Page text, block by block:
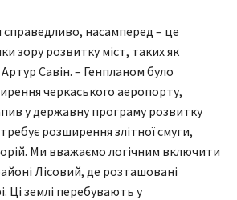
справедливо, насамперед – це
зору розвитку міст, таких як
Савін. – Генпланом було
черкаського аеропорту,
у державну програму розвитку
розширення злітної смуги,
Ми вважаємо логічним включити
Лісовий, де розташовані
Ці землі перебувають у